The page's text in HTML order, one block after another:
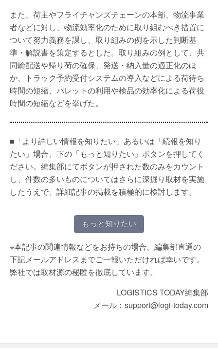
また、荷主やフライチャンズチェーンの本部、物流事業
者などに対し、物流効率化のために取り組むべき措置に
ついて努力義務を課し、取り組みの例を示した判断基
準・解説書を策定するとした。取り組みの例として、共
同輸配送や帰り荷の確保、発送・納入量の適正化のほ
か、トラック予約受付システムの導入などによる荷待ち
時間の短縮、パレットの利用や検品の効率化による荷役
時間の短縮などを挙げた。
■「より詳しい情報を知りたい」あるいは「続報を知り
たい」場合、下の「もっと知りたい」ボタンを押してく
ださい。編集部にてボタンが押された数のみをカウント
し、件数の多いものについてはさらに深掘り取材を実施
したうえで、詳細記事の掲載を積極的に検討します。
もっと知りたい
※本記事の関連情報などをお持ちの場合、編集部直通の
下記メールアドレスまでご一報いただければ幸いです。
弊社では取材源の秘匿を徹底しています。
LOGISTICS TODAY編集部
メール：support@logi-today.com